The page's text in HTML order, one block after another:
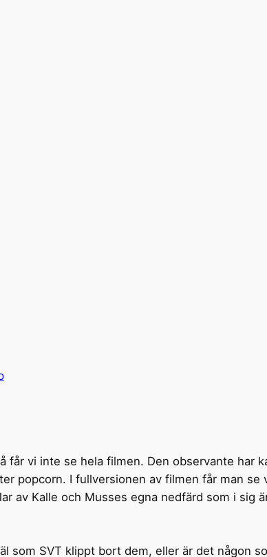
får vi inte se hela filmen. Den observante har
popcorn. I fullversionen av filmen får man se
av Kalle och Musses egna nedfärd som i sig
som SVT klippt bort dem, eller är det någon